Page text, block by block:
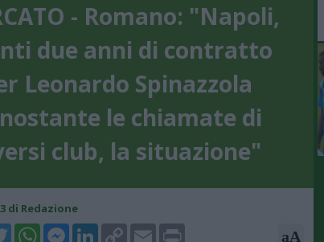
- Romano: "Napoli,
due anni di contratto
Leonardo Spinazzola
le chiamate di
club, la situazione"
di Redazione
WhatsAppMessenger
LinkedIn
Copy
Email Print aA